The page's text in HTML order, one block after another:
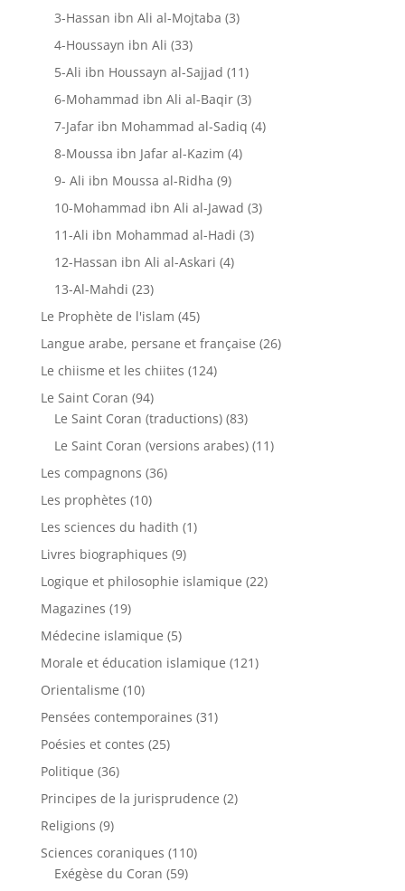
3-Hassan ibn Ali al-Mojtaba (3)
4-Houssayn ibn Ali (33)
5-Ali ibn Houssayn al-Sajjad (11)
6-Mohammad ibn Ali al-Baqir (3)
7-Jafar ibn Mohammad al-Sadiq (4)
8-Moussa ibn Jafar al-Kazim (4)
9- Ali ibn Moussa al-Ridha (9)
10-Mohammad ibn Ali al-Jawad (3)
11-Ali ibn Mohammad al-Hadi (3)
12-Hassan ibn Ali al-Askari (4)
13-Al-Mahdi (23)
Le Prophète de l'islam (45)
Langue arabe, persane et française (26)
Le chiisme et les chiites (124)
Le Saint Coran (94)
Le Saint Coran (traductions) (83)
Le Saint Coran (versions arabes) (11)
Les compagnons (36)
Les prophètes (10)
Les sciences du hadith (1)
Livres biographiques (9)
Logique et philosophie islamique (22)
Magazines (19)
Médecine islamique (5)
Morale et éducation islamique (121)
Orientalisme (10)
Pensées contemporaines (31)
Poésies et contes (25)
Politique (36)
Principes de la jurisprudence (2)
Religions (9)
Sciences coraniques (110)
Exégèse du Coran (59)